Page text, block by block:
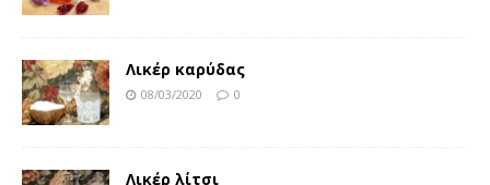
Λικέρ καρύδας
08/03/2020 0
Λικέρ λίτσι